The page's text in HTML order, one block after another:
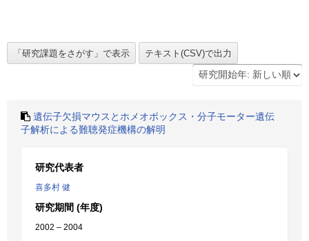
遺伝子欠損マウスとホメオボックス・分子モーター遺伝
子解析による難聴発症機構の解明
研究代表者
喜多村 健
研究期間 (年度)
2002 – 2004